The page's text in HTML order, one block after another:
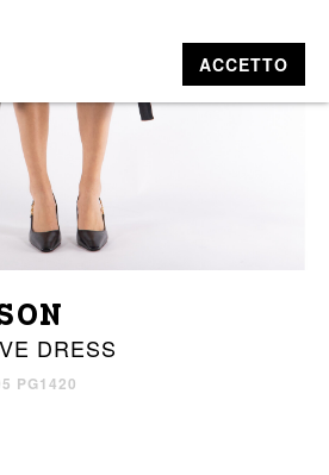
DRESS
PG1420
ACCETTO